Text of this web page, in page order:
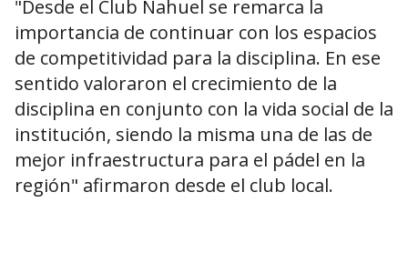
"Desde el Club Nahuel se remarca la
importancia de continuar con los espacios
de competitividad para la disciplina. En ese
sentido valoraron el crecimiento de la
disciplina en conjunto con la vida social de la
institución, siendo la misma una de las de
mejor infraestructura para el pádel en la
región" afirmaron desde el club local.